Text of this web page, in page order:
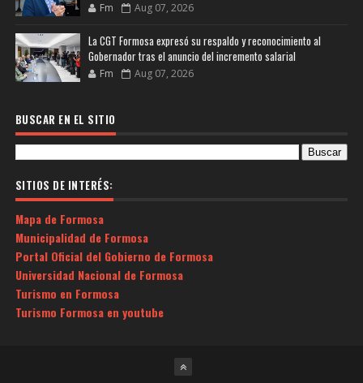
Fm Aug 07, 2026
La CGT Formosa expresó su respaldo y reconocimiento al
Gobernador tras el anuncio del incremento salarial
Fm Aug 07, 2026
BUSCAR EN EL SITIO
SITIOS DE INTERÉS:
Mapa de Formosa
Municipalidad de Formosa
Portal Oficial del Gobierno de Formosa
Universidad Nacional de Formosa
Turismo en Formosa
Turismo Formosa en youtube